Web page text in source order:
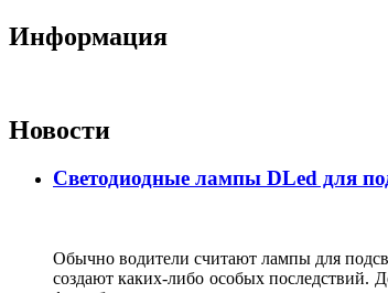
Информация
Новости
Светодиодные лампы DLed для
Обычно водители считают лампы для
создают каких-либо особых последствий.